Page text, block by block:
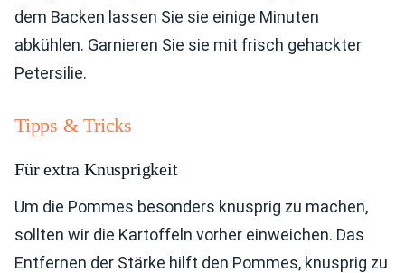
dem Backen lassen Sie sie einige Minuten
abkühlen. Garnieren Sie sie mit frisch gehackter
Petersilie.
Tipps & Tricks
Für extra Knusprigkeit
Um die Pommes besonders knusprig zu machen,
sollten wir die Kartoffeln vorher einweichen. Das
Entfernen der Stärke hilft den Pommes, knusprig zu